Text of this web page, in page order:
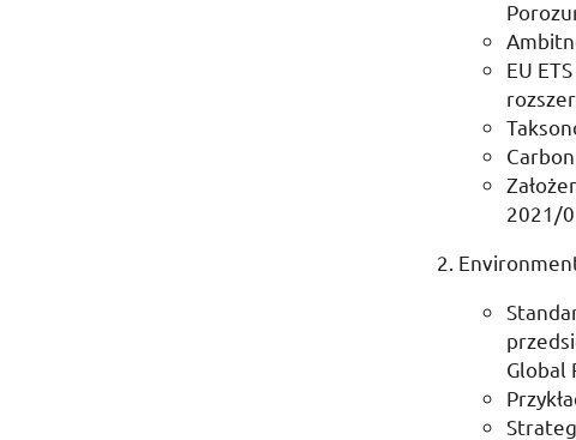
EU ETS
2021/
Global